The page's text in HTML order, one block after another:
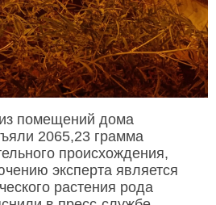
помещений дома
2065,23 грамма
происхождения,
эксперта является
растения рода